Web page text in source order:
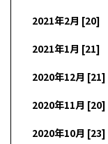
2021年2月 [20]
2021年1月 [21]
2020年12月 [21]
2020年11月 [20]
2020年10月 [23]